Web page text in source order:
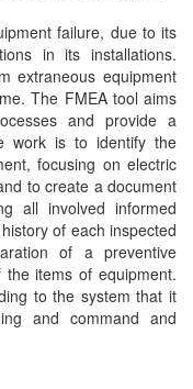
failure, due to its
in its installations.
extraneous equipment
The FMEA tool aims
and provide a
work is to identify the
focusing on electric
to create a document
all involved informed
of each inspected
of a preventive
items of equipment.
to the system that it
and command and